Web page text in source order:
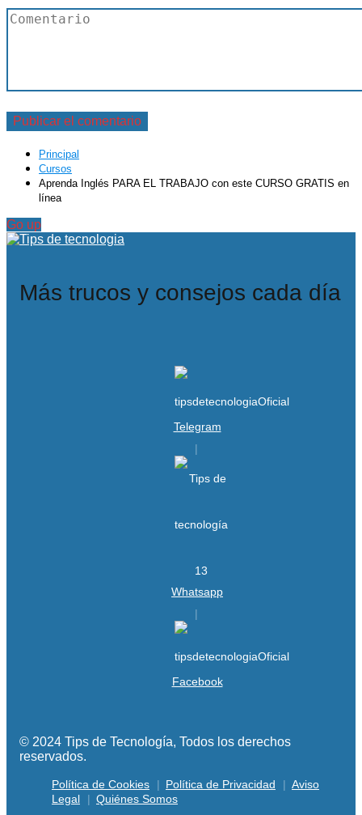
Principal
Cursos
Aprenda Inglés PARA EL TRABAJO con este CURSO GRATIS en
línea
Go up
Más trucos y consejos cada día
Telegram
Whatsapp
Facebook
© 2024 Tips de Tecnología, Todos los derechos
reservados.
Política de Cookies Política de Privacidad
Aviso
Legal
Quiénes Somos